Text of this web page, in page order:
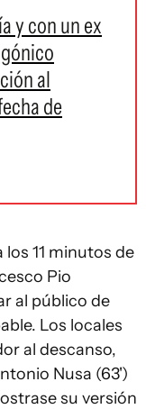
y con un ex
al
de
11 minutos de
Pio
al público de
Los locales
al descanso,
Nusa (63')
su versión